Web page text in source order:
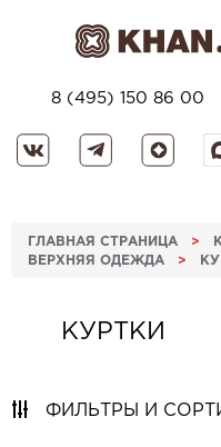
8 (495) 150 86 00
ГЛАВНАЯ СТРАНИЦА >
ВЕРХНЯЯ ОДЕЖДА >
КУРТКИ
ФИЛЬТРЫ И